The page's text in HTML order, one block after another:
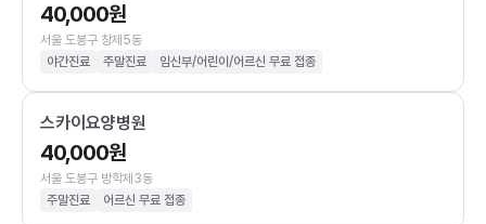
40,000원
서울 도봉구 창제5동
야간진료
주말진료 임신부/어린이/어르신 무료 접종
스카이요양병원
40,000원
서울 도봉구 방학제3동
주말진료
어르신 무료 접종